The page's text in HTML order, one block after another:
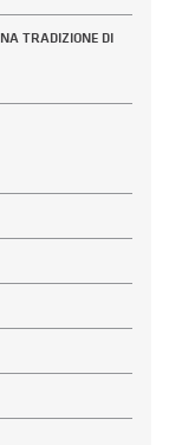
TRADIZIONE DI